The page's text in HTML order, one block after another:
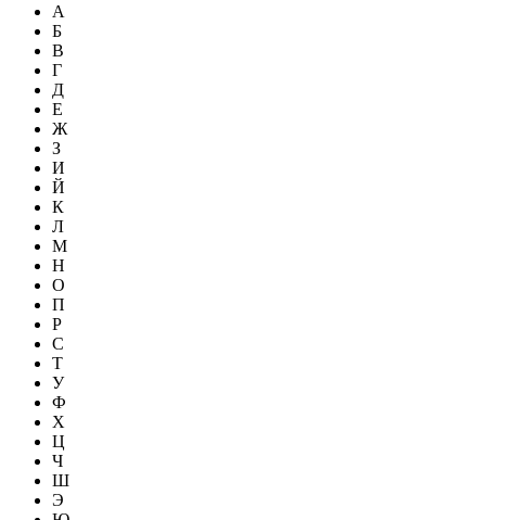
А
Б
В
Г
Д
Е
Ж
З
И
Й
К
Л
М
Н
О
П
Р
С
Т
У
Ф
Х
Ц
Ч
Ш
Э